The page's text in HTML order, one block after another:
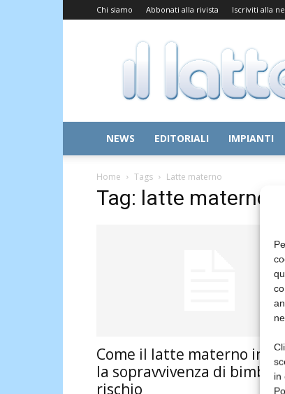
in
Chi siamo Abbonati alla rivista Iscriviti alla
Il
Latte
NEWS EDITORIALI IMPIANTI
Home Tags Latte materno
Tag: latte materno
Come il latte materno
la sopravvivenza di bimbi a
rischio